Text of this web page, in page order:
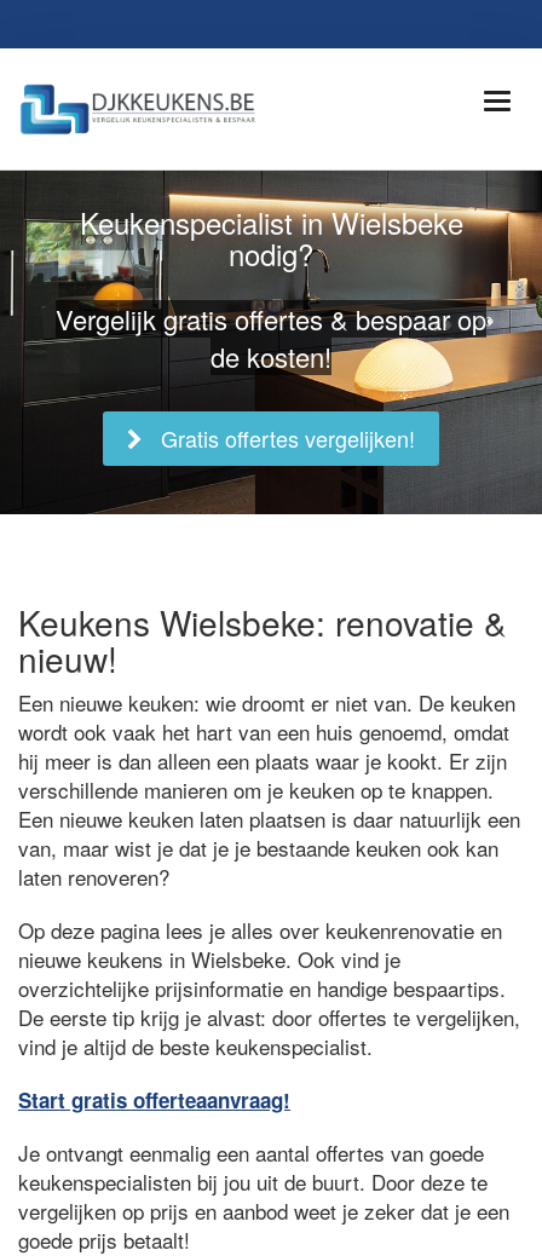
Keukenspecialist in Wielsbeke
nodig?
Vergelijk gratis offertes & bespaar op
de kosten!
Gratis offertes vergelijken!
Keukens Wielsbeke: renovatie &
nieuw!
Een nieuwe keuken: wie droomt er niet van. De keuken
wordt ook vaak het hart van een huis genoemd, omdat
hij meer is dan alleen een plaats waar je kookt. Er zijn
verschillende manieren om je keuken op te knappen.
Een nieuwe keuken laten plaatsen is daar natuurlijk een
van, maar wist je dat je je bestaande keuken ook kan
laten renoveren?
Op deze pagina lees je alles over keukenrenovatie en
nieuwe keukens in Wielsbeke. Ook vind je
overzichtelijke prijsinformatie en handige bespaartips.
De eerste tip krijg je alvast: door offertes te vergelijken,
vind je altijd de beste keukenspecialist.
Start gratis offerteaanvraag!
Je ontvangt eenmalig een aantal offertes van goede
keukenspecialisten bij jou uit de buurt. Door deze te
vergelijken op prijs en aanbod weet je zeker dat je een
goede prijs betaalt!